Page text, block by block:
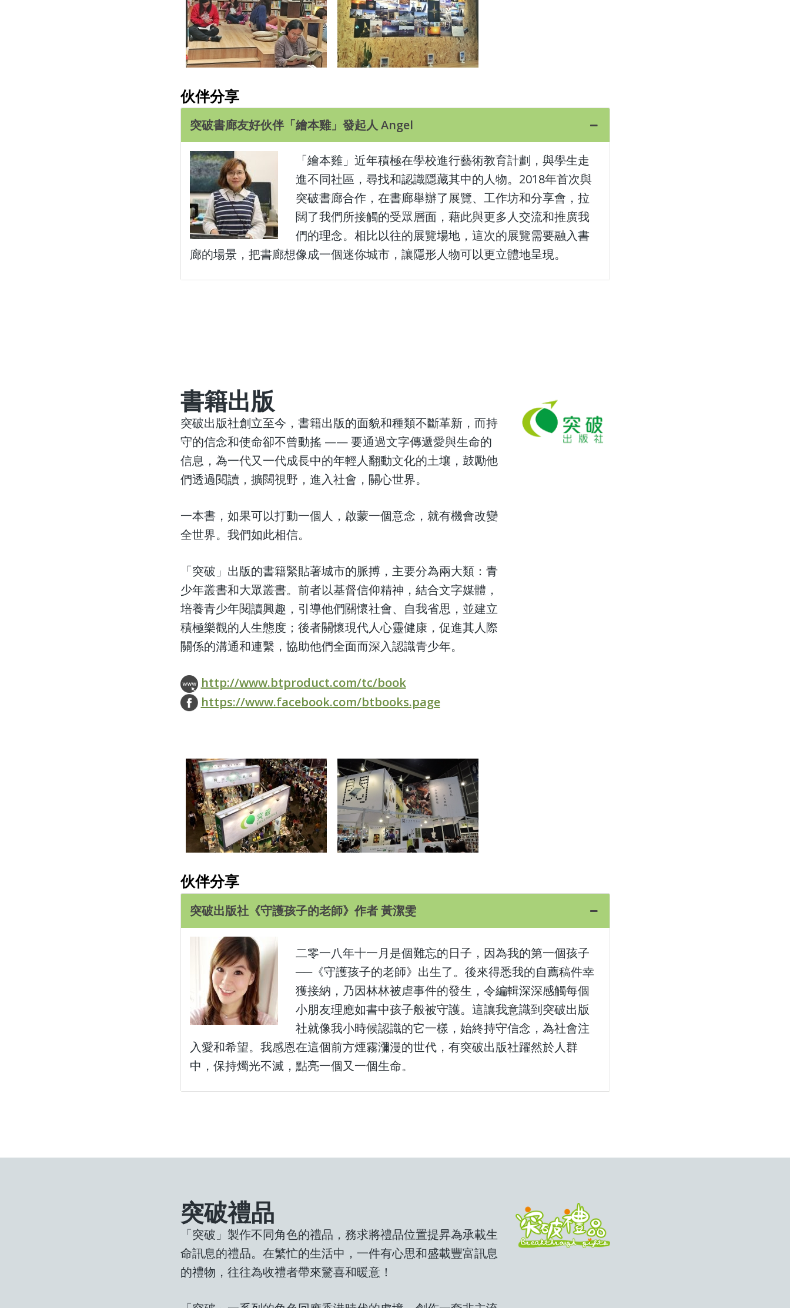
伙伴分享
突破書廊友好伙伴「繪本雞」發起人 Angel
「繪本雞」近年積極在學校進行藝術教育計劃，與學生走
進不同社區，尋找和認識隱藏其中的人物。2018年首次與
突破書廊合作，在書廊舉辦了展覽、工作坊和分享會，拉
闊了我們所接觸的受眾層面，藉此與更多人交流和推廣我
們的理念。相比以往的展覽場地，這次的展覽需要融入書
廊的場景，把書廊想像成一個迷你城市，讓隱形人物可以更立體地呈現。
書籍出版
突破出版社創立至今，書籍出版的面貌和種類不斷革新，而持
守的信念和使命卻不曾動搖 —— 要通過文字傳遞愛與生命的
信息，為一代又一代成長中的年輕人翻動文化的土壤，鼓勵他
們透過閱讀，擴闊視野，進入社會，關心世界。
一本書，如果可以打動一個人，啟蒙一個意念，就有機會改變
全世界。我們如此相信。
「突破」出版的書籍緊貼著城市的脈搏，主要分為兩大類：青
少年叢書和大眾叢書。前者以基督信仰精神，結合文字媒體，
培養青少年閱讀興趣，引導他們關懷社會、自我省思，並建立
積極樂觀的人生態度；後者關懷現代人心靈健康，促進其人際
關係的溝通和連繫，協助他們全面而深入認識青少年。
http://www.btproduct.com/tc/book
https://www.facebook.com/btbooks.page
伙伴分享
突破出版社《守護孩子的老師》作者 黃潔雯
二零一八年十一月是個難忘的日子，因為我的第一個孩子
──《守護孩子的老師》出生了。後來得悉我的自薦稿件幸
獲接納，乃因林林被虐事件的發生，令編輯深深感觸每個
小朋友理應如書中孩子般被守護。這讓我意識到突破出版
社就像我小時候認識的它一樣，始終持守信念，為社會注
入愛和希望。我感恩在這個前方煙霧瀰漫的世代，有突破出版社躍然於人群
中，保持燭光不滅，點亮一個又一個生命。
突破禮品
「突破」製作不同角色的禮品，務求將禮品位置提昇為承載生
命訊息的禮品。在繁忙的生活中，一件有心思和盛載豐富訊息
的禮物，往往為收禮者帶來驚喜和暖意！